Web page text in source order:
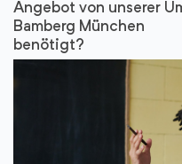
Angebot von unserer
Bamberg München
benötigt?